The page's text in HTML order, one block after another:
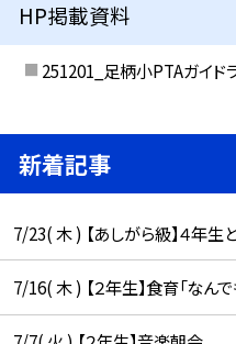
HP掲載資料
251201_足柄小PTAガイド
新着記事
7/23( 木 ) 【あしがら級】４年生
7/16( 木 ) 【２年生】食育「なん